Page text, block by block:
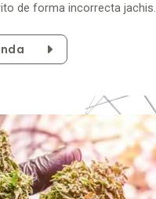
de forma incorrecta jachis.